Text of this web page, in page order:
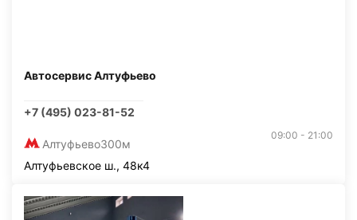
Автосервис Алтуфьево
+7 (495) 023-81-52
Алтуфьево300м
09:00 - 21:00
Алтуфьевское ш., 48к4